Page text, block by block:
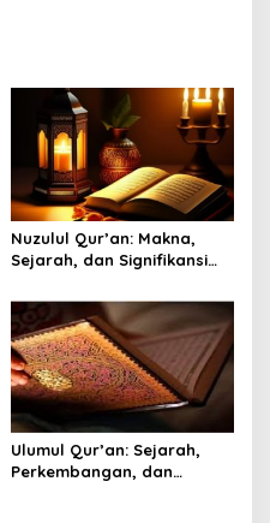
Nuzulul Qur’an: Makna,
Sejarah, dan Signifikansi
Ulumul Qur’an: Sejarah,
Perkembangan, dan